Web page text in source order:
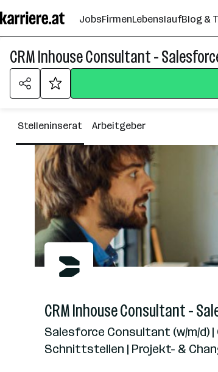
Seiteninhalt
springen
JobsFirmenLebenslaufBlog &
CRM Inhouse Consultant -
Stelleninserat Arbeitgeber
CRM Inhouse Consultant -
Salesforce Consultant (w/m/d)
Schnittstellen | Projekt- &